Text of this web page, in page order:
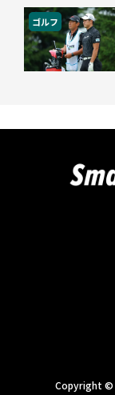
ゴルフ
Copyright ©